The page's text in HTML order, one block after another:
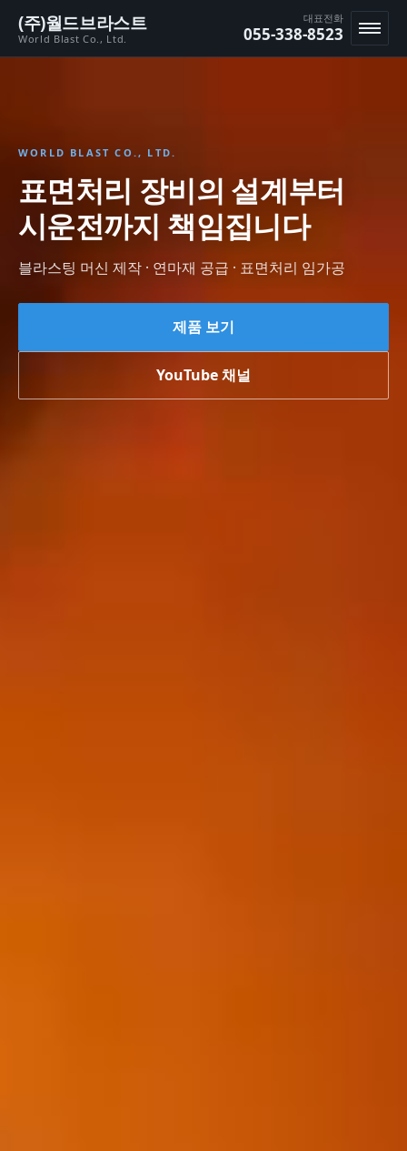
본문 바로가기
(주)월드브라스트
World Blast Co., Ltd. 메뉴
대표전화
055-338-8523
WORLD BLAST CO., LTD.
표면처리 장비의 설계부터
시운전까지 책임집니다
블라스팅 머신 제작 · 연마재 공급 · 표면처리 임가공
제품 보기
YouTube 채널